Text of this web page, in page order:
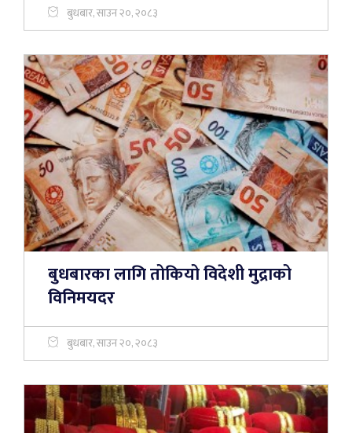
बुधबार, साउन २०, २०८३
बुधबारका लागि तोकियो विदेशी मुद्राको
विनिमयदर
बुधबार, साउन २०, २०८३